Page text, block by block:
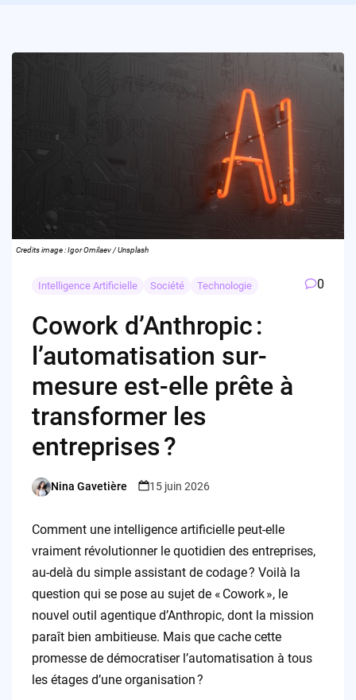
Credits image : Igor Omilaev / Unsplash
Intelligence Artificielle Société Technologie 0
Cowork d’Anthropic :
l’automatisation sur-
mesure est-elle prête à
transformer les
entreprises ?
Posted
Nina Gavetière 15 juin 2026
Comment une intelligence artificielle peut-elle
vraiment révolutionner le quotidien des entreprises,
au-delà du simple assistant de codage ? Voilà la
question qui se pose au sujet de « Cowork », le
nouvel outil agentique d’Anthropic, dont la mission
paraît bien ambitieuse. Mais que cache cette
promesse de démocratiser l’automatisation à tous
les étages d’une organisation ?